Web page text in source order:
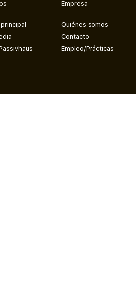
Empresa
Quiénes somos
Contacto
Empleo/Prácticas